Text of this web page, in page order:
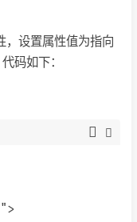
，设置属性值为指向
码如下：